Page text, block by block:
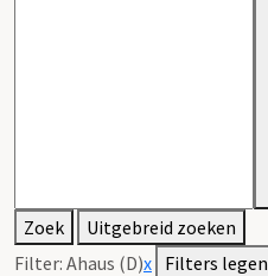
Zoek
Uitgebreid zoeken
Filter: Ahaus (D)x Filters legen